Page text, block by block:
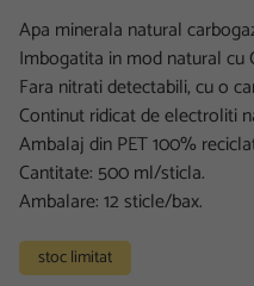
Apa minerala natural
Imbogatita in mod natural cu
Fara nitrati detectabili, cu o
Continut ridicat de electroliti
Ambalaj din PET 100%
Cantitate: 500 ml/sticla.
Ambalare: 12 sticle/bax.
stoc limitat